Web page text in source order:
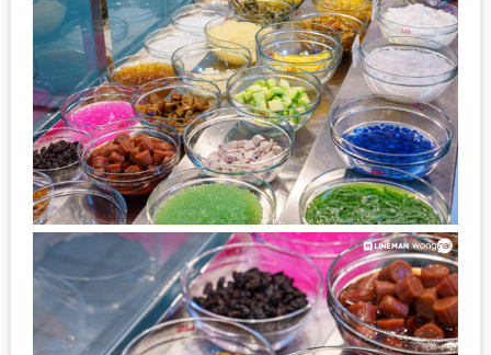
บ้านนา
เมนู
เด็ด
จาก
ANNA
FARM
ที่
เอาชนะ
กรรมการ
จาก
THE